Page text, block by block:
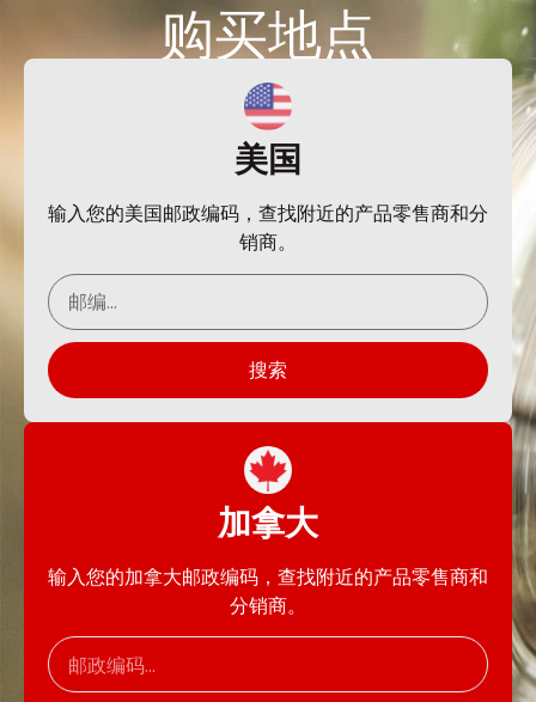
购买地点
美国
输入您的美国邮政编码，查找附近的产品零售商和分
销商。
搜索
加拿大
输入您的加拿大邮政编码，查找附近的产品零售商和
分销商。